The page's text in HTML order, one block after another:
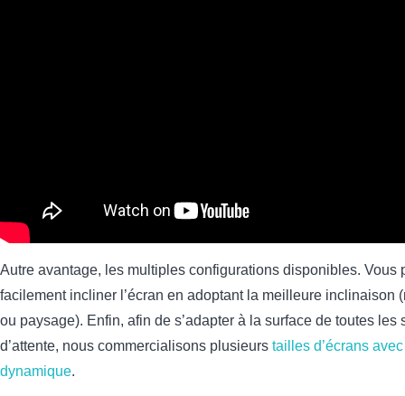
Autre avantage, les multiples configurations disponibles. Vous
facilement incliner l’écran en adoptant la meilleure inclinaison
ou paysage). Enfin, afin de s’adapter à la surface de toutes les
d’attente, nous commercialisons plusieurs tailles d’écrans
dynamique.